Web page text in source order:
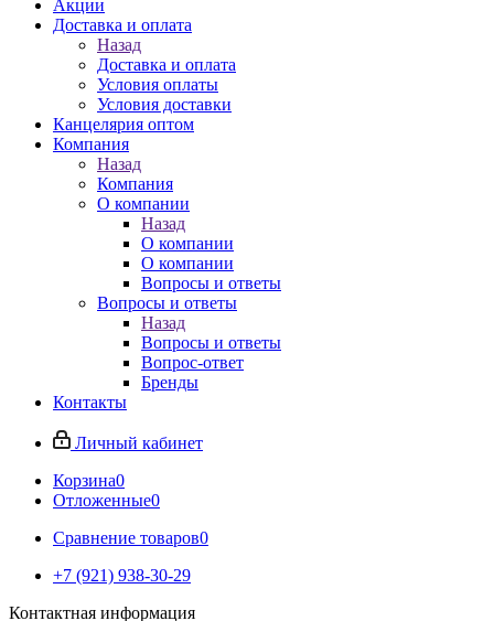
Акции
Доставка и оплата
Назад
Доставка и оплата
Условия оплаты
Условия доставки
Канцелярия оптом
Компания
Назад
Компания
О компании
Назад
О компании
О компании
Вопросы и ответы
Вопросы и ответы
Назад
Вопросы и ответы
Вопрос-ответ
Бренды
Контакты
Личный кабинет
Корзина0
Отложенные0
Сравнение товаров0
+7 (921) 938-30-29
Контактная информация